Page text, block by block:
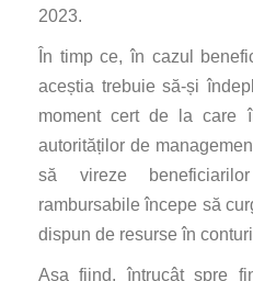
2023.
În timp ce, în cazul
aceștia trebuie să-și
moment cert de la care
autorităților de
să vireze
rambursabile începe să
dispun de resurse în
Așa fiind, întrucât spre